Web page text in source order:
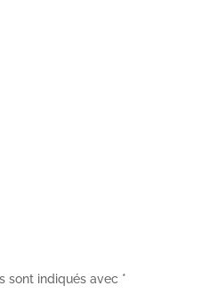
sont indiqués avec *